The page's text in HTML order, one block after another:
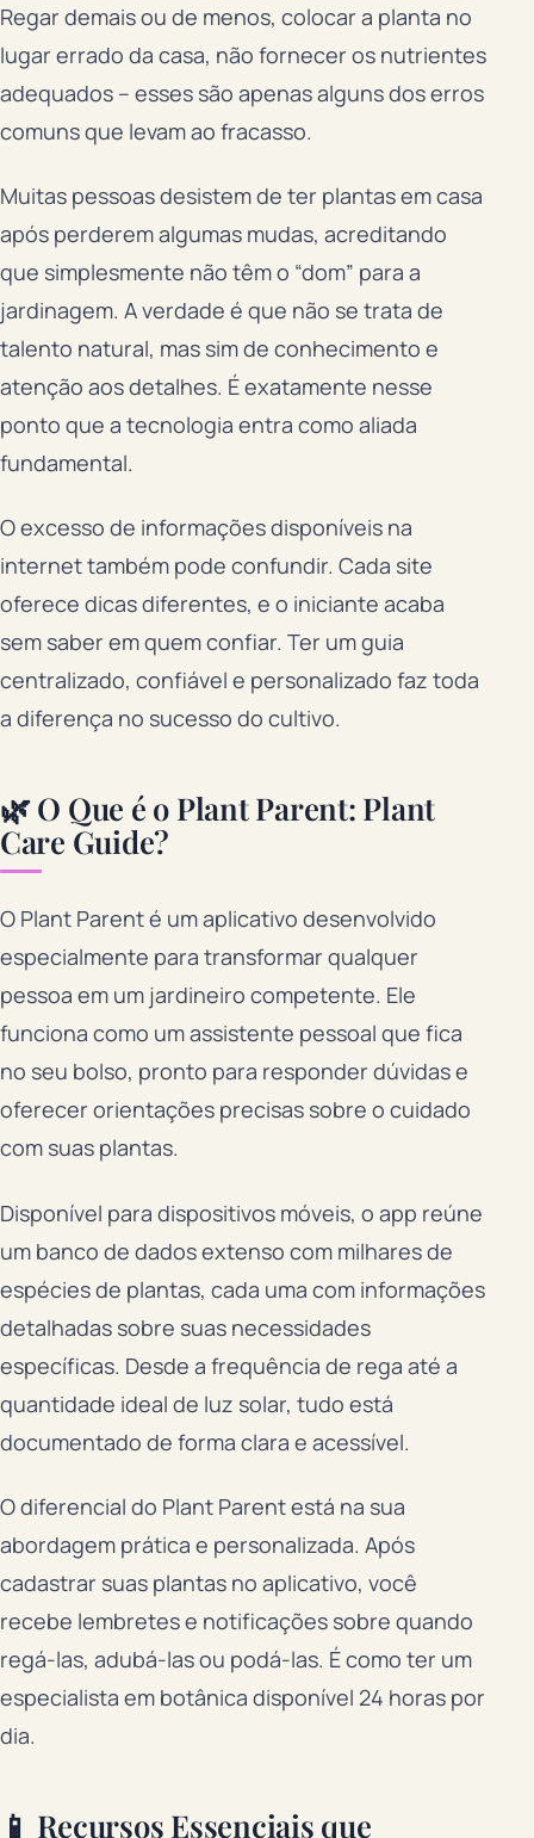
Regar demais ou de menos, colocar a planta no
lugar errado da casa, não fornecer os nutrientes
adequados – esses são apenas alguns dos erros
comuns que levam ao fracasso.
Muitas pessoas desistem de ter plantas em casa
após perderem algumas mudas, acreditando
que simplesmente não têm o “dom” para a
jardinagem. A verdade é que não se trata de
talento natural, mas sim de conhecimento e
atenção aos detalhes. É exatamente nesse
ponto que a tecnologia entra como aliada
fundamental.
O excesso de informações disponíveis na
internet também pode confundir. Cada site
oferece dicas diferentes, e o iniciante acaba
sem saber em quem confiar. Ter um guia
centralizado, confiável e personalizado faz toda
a diferença no sucesso do cultivo.
🌿 O Que é o Plant Parent: Plant
Care Guide?
O Plant Parent é um aplicativo desenvolvido
especialmente para transformar qualquer
pessoa em um jardineiro competente. Ele
funciona como um assistente pessoal que fica
no seu bolso, pronto para responder dúvidas e
oferecer orientações precisas sobre o cuidado
com suas plantas.
Disponível para dispositivos móveis, o app reúne
um banco de dados extenso com milhares de
espécies de plantas, cada uma com informações
detalhadas sobre suas necessidades
específicas. Desde a frequência de rega até a
quantidade ideal de luz solar, tudo está
documentado de forma clara e acessível.
O diferencial do Plant Parent está na sua
abordagem prática e personalizada. Após
cadastrar suas plantas no aplicativo, você
recebe lembretes e notificações sobre quando
regá-las, adubá-las ou podá-las. É como ter um
especialista em botânica disponível 24 horas por
dia.
📱 Recursos Essenciais que